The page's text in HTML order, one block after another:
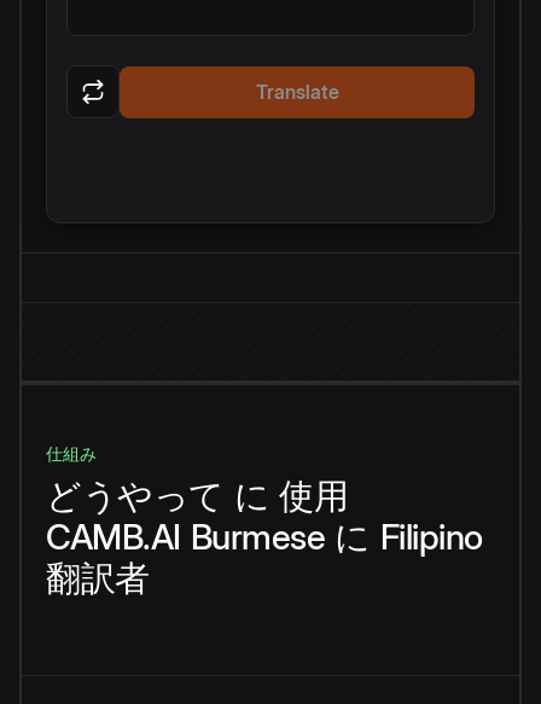
Translate
仕組み
どうやって に 使用
CAMB.AI Burmese に Filipino
翻訳者